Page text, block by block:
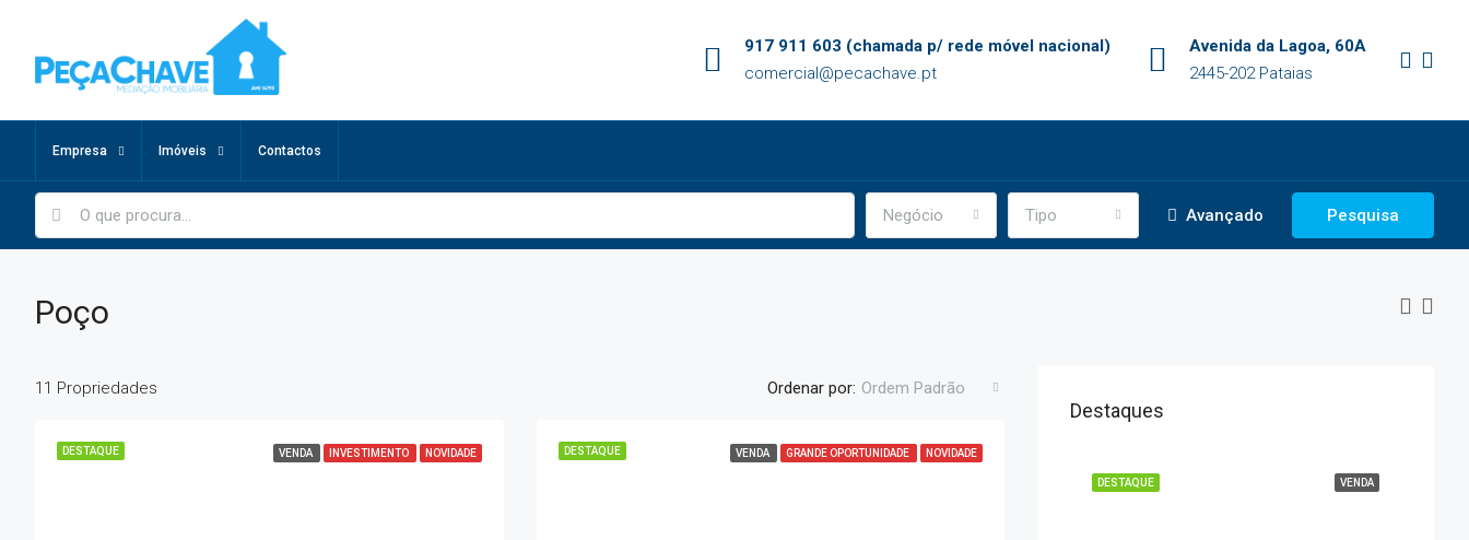
917 911 603 (chamada p/ rede móvel nacional)
comercial@pecachave.pt
Avenida da Lagoa, 60A
2445-202 Pataias
Empresa Imóveis Contactos
Negócio Tipo Avançado Pesquisa
Poço
11 Propriedades Ordenar por: Ordem Padrão
DESTAQUE VENDA INVESTIMENTO NOVIDADE DESTAQUE VENDA GRANDE OPORTUNIDADE NOVIDADE
Destaques
VENDA
DESTAQUE